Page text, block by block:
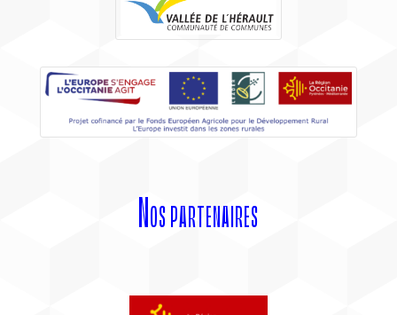
Nos partenaires